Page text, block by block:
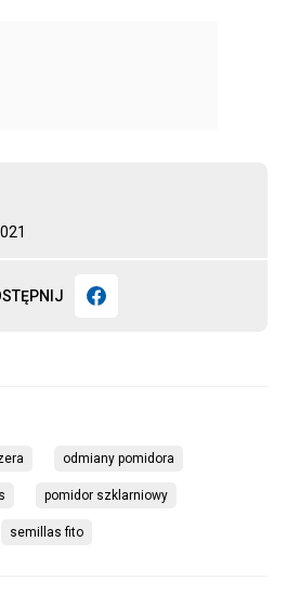
odmiany pomidora
pomidor szklarniowy
semillas fito